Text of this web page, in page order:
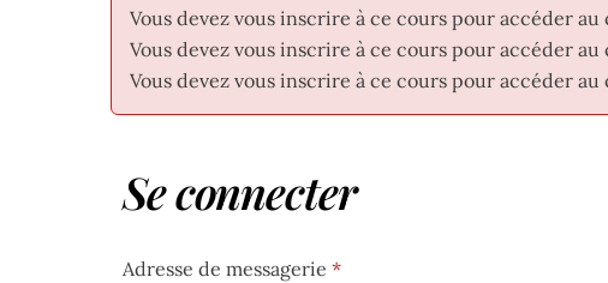
Vous devez vous inscrire à ce cours pour accéder
Vous devez vous inscrire à ce cours pour accéder
Vous devez vous inscrire à ce cours pour accéder
Se connecter
Adresse de messagerie *